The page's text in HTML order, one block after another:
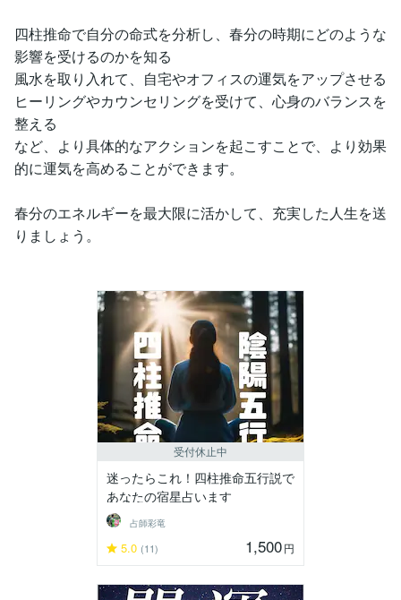
四柱推命で自分の命式を分析し、春分の時期にどのような
影響を受けるのかを知る
風水を取り入れて、自宅やオフィスの運気をアップさせる
ヒーリングやカウンセリングを受けて、心身のバランスを
整える
など、より具体的なアクションを起こすことで、より効果
的に運気を高めることができます。
春分のエネルギーを最大限に活かして、充実した人生を送
りましょう。
受付休止中
迷ったらこれ！四柱推命五行説で
あなたの宿星占います
占師彩竜
5.0 (11) 1,500円